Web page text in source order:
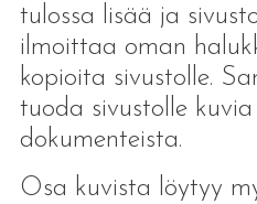
tulossa lisää ja
ilmoittaa oman
kopioita sivustolle.
tuoda sivustolle
dokumenteista.
Osa kuvista löytyy